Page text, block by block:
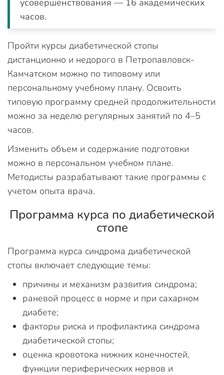
усовершенствования — 16 академических
часов.
Пройти курсы диабетической стопы
дистанционно и недорого в Петропавловск-
Камчатском можно по типовому или
персональному учебному плану. Освоить
типовую программу средней продолжительности
можно за неделю регулярных занятий по 4–5
часов.
Изменить объем и содержание подготовки
можно в персональном учебном плане.
Методисты разрабатывают такие программы с
учетом опыта врача.
Программа курса по диабетической
стопе
Программа курса синдрома диабетической
стопы включает следующие темы:
причины и механизм развития синдрома;
раневой процесс в норме и при сахарном
диабете;
факторы риска и профилактика синдрома
диабетической стопы;
оценка кровотока нижних конечностей,
функции периферических нервов и